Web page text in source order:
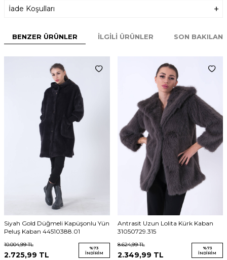
İade Koşulları
BENZER ÜRÜNLER İLGILI ÜRÜNLER SON
Siyah Gold Düğmeli Kapüşonlu Yün
Peluş Kaban 44510388.01
10.004,99TL
2.725,99 TL
%73
İNDIRIM
Antrasit Uzun Lolita Kürk Kaban
31050729.315
8.624,99TL
2.349,99 TL
%73
İNDIRIM